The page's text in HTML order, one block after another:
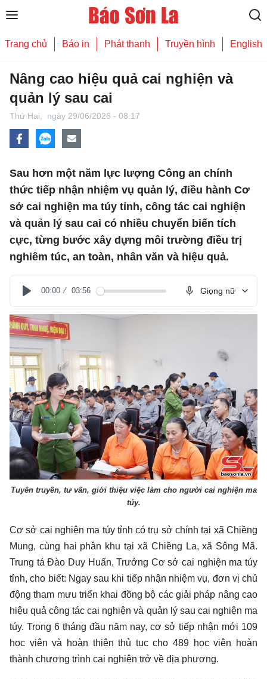
Trang chủ Báo in Phát thanh Truyền hình English
Nâng cao hiệu quả cai nghiện và
quản lý sau cai
Thứ Hai, ngày 29/06/2026 - 08:17
Sau hơn một năm lực lượng Công an chính
thức tiếp nhận nhiệm vụ quản lý, điều hành Cơ
sở cai nghiện ma túy tỉnh, công tác cai nghiện
và quản lý sau cai có nhiều chuyển biến tích
cực, từng bước xây dựng môi trường điều trị
nghiêm túc, an toàn, nhân văn và hiệu quả.
Play
00:00 03:56 Giọng nữ
Tuyên truyền, tư vấn, giới thiệu việc làm cho người cai nghiện ma
túy.
Cơ sở cai nghiện ma túy tỉnh có trụ sở chính tại xã Chiềng
Mung, cùng hai phân khu tại xã Chiềng La, xã Sông Mã.
Trung tá Đào Duy Huấn, Trưởng Cơ sở cai nghiện ma túy
tỉnh, cho biết: Ngay sau khi tiếp nhận nhiệm vụ, đơn vị chủ
động tham mưu triển khai đồng bộ các giải pháp nâng cao
hiệu quả công tác cai nghiện và quản lý sau cai nghiện ma
túy. Trong 6 tháng đầu năm nay, cơ sở tiếp nhận mới 109
học viên và hoàn thiện thủ tục cho 489 học viên hoàn
thành chương trình cai nghiện trở về địa phương.